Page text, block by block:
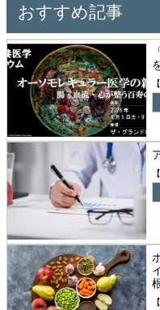
おすすめ記事